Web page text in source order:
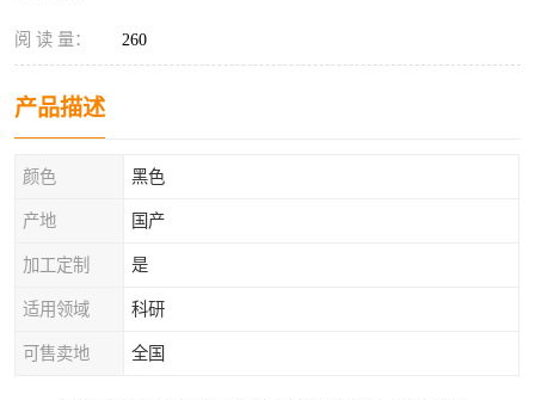
阅 读 量： 260
产品描述
颜色 黑色
产地 国产
加工定制 是
适用领域 科研
可售卖地 全国